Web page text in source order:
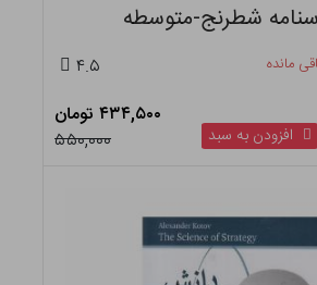
شطرنج-متوسطه
۴.۵
۴۳۴,۵۰۰ تومان
۵۵۰,۰۰۰
افزودن به سبد